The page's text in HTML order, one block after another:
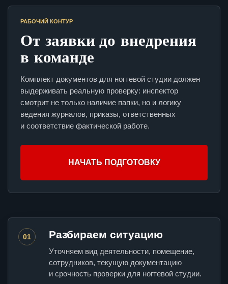
РАБОЧИЙ КОНТУР
От заявки до внедрения
в команде
Комплект документов для ногтевой студии должен
выдерживать реальную проверку: инспектор
смотрит не только наличие папки, но и логику
ведения журналов, приказы, ответственных
и соответствие фактической работе.
НАЧАТЬ ПОДГОТОВКУ
01 Разбираем ситуацию
Уточняем вид деятельности, помещение,
сотрудников, текущую документацию
и срочность проверки для ногтевой студии.